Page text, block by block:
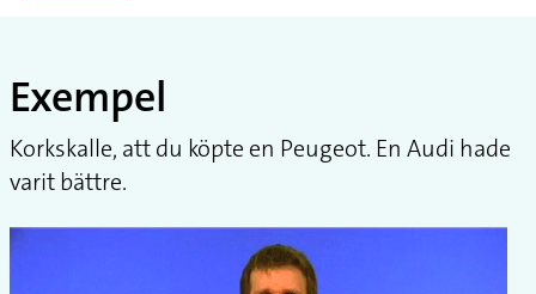
Exempel
Korkskalle, att du köpte en Peugeot. En Audi hade
varit bättre.